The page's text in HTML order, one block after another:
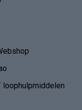
loophulpmiddelen